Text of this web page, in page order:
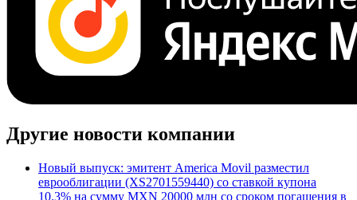
Другие новости компании